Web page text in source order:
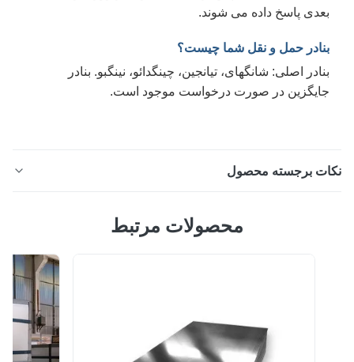
بعدی پاسخ داده می شوند.
بنادر حمل و نقل شما چیست؟
بنادر اصلی: شانگهای، تیانجین، چینگدائو، نینگبو. بنادر
جایگزین در صورت درخواست موجود است.
برجسته محصول
310، 316، 321، 2205، 347، 408، 409، 410، 416، 420،
430، 440 و غیره دسته بندی آستنیتی، فریتی، مارتنزیتی،
دوفازی، نورد سرد، نورد گرم عملیات سطح برس ...
محصولات مرتبط